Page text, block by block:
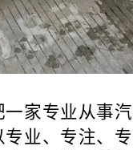
家专业从事
业、专注、